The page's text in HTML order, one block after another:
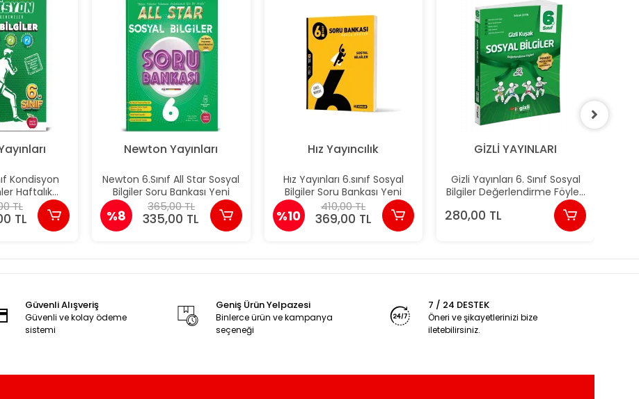
Kondisyon
Haftalık
36
TL
TL
Newton Yayınları
Newton 6.Sınıf All Star Sosyal
Bilgiler Soru Bankası Yeni
%8
365,00 TL
335,00 TL
Hız Yayıncılık
Hız Yayınları 6.sınıf Sosyal
Bilgiler Soru Bankası Yeni
%10
410,00 TL
369,00 TL
GİZLİ YAYINLARI
Gizli Yayınları 6. Sınıf Sosyal
Bilgiler Değerlendirme Föyleri
Gizli Kuşak Serisi Yeni
280,00 TL
Güvenli Alışveriş
Güvenli ve kolay ödeme
sistemi
Geniş Ürün Yelpazesi
Binlerce ürün ve kampanya
seçeneği
7 / 24 DESTEK
Öneri ve şikayetlerinizi bize
iletebilirsiniz.